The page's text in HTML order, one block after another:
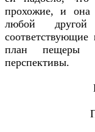
Глава II.